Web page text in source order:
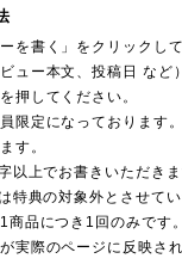
を書く」をクリックし
ュー本文、投稿日 など
押してください。
限定になっております
す。
上でお書きいただき
特典の対象外とさせてい
品につき1回のみです。
実際のページに反映さ